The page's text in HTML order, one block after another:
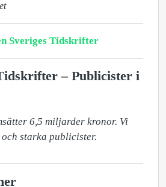
Sveriges Tidskrifter
– Publicister i
6,5 miljarder kronor. Vi
starka publicister.